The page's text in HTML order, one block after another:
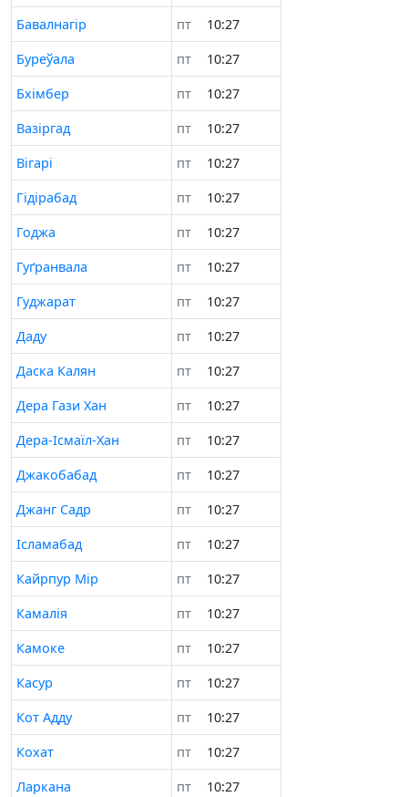
Бавалнагір
пт
10:28
Буреўала
пт
10:28
Бхімбер
пт
10:28
Вазіргад
пт
10:28
Вігарі
пт
10:28
Гідірабад
пт
10:28
Годжа
пт
10:28
Гуґранвала
пт
10:28
Гуджарат
пт
10:28
Даду
пт
10:28
Даска Калян
пт
10:28
Дера Гази Хан
пт
10:28
Дера-Ісмаїл-Хан
пт
10:28
Джакобабад
пт
10:28
Джанг Садр
пт
10:28
Ісламабад
пт
10:28
Кайрпур Мір
пт
10:28
Камалія
пт
10:28
Камоке
пт
10:28
Касур
пт
10:28
Кот Адду
пт
10:28
Кохат
пт
10:28
Ларканa
пт
10:28